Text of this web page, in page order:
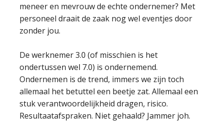
meneer en mevrouw de echte ondernemer? Met
personeel draait de zaak nog wel eventjes door
zonder jou.
De werknemer 3.0 (of misschien is het
ondertussen wel 7.0) is ondernemend.
Ondernemen is de trend, immers we zijn toch
allemaal het betuttel een beetje zat. Allemaal een
stuk verantwoordelijkheid dragen, risico.
Resultaatafspraken. Niet gehaald? Jammer joh.